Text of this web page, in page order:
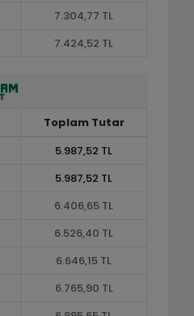
7.304,77 TL
7.424,52 TL
Toplam Tutar
5.987,52 TL
5.987,52 TL
6.406,65 TL
6.526,40 TL
6.646,15 TL
6.765,90 TL